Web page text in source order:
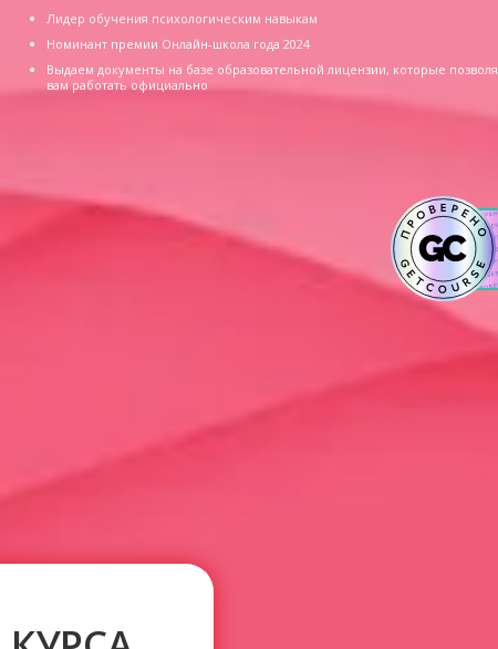
Лидер обучения психологическим навыкам
Номинант премии Онлайн-школа года 2024
Выдаем документы на базе образовательной лицензии, которые
вам работать официально